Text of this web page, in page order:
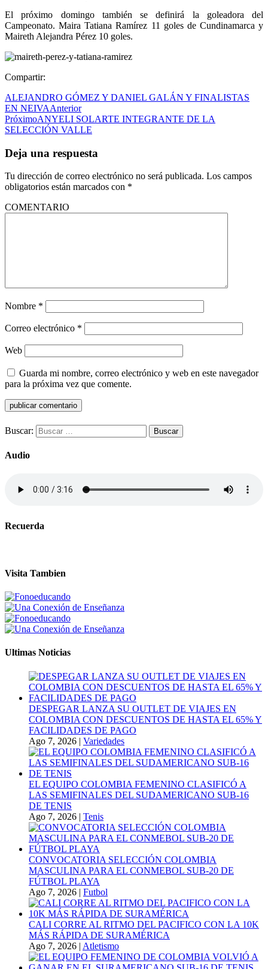
El próximo domingo también se definirá la goleadora del
Campeonato. Maira Tatiana Ramírez 11 goles de Cundinamarca y
Maireth Alejandra Pérez 10 goles.
Compartir:
ALEJANDRO GÓMEZ Y DANIEL GALÁN Y FINALISTAS
EN NEIVAAnterior
PróximoANYELI SOLARTE INTEGRANTE DE LA
SELECCIÓN VALLE
Deja una respuesta
Tu dirección de correo electrónico no será publicada. Los campos
obligatorios están marcados con *
COMENTARIO
Nombre *
Correo electrónico *
Web
Guarda mi nombre, correo electrónico y web en este navegador
para la próxima vez que comente.
Buscar:
Audio
Recuerda
Visita Tambien
Ultimas Noticias
DESPEGAR LANZA SU OUTLET DE VIAJES EN
COLOMBIA CON DESCUENTOS DE HASTA EL 65% Y
FACILIDADES DE PAGO
Ago 7, 2026 | Variedades
EL EQUIPO COLOMBIA FEMENINO CLASIFICÓ A
LAS SEMIFINALES DEL SUDAMERICANO SUB-16
DE TENIS
Ago 7, 2026 | Tenis
CONVOCATORIA SELECCIÓN COLOMBIA
MASCULINA PARA EL CONMEBOL SUB-20 DE
FÚTBOL PLAYA
Ago 7, 2026 | Futbol
CALI CORRE AL RITMO DEL PACIFICO CON LA 10K
MÁS RÁPIDA DE SURAMÉRICA
Ago 7, 2026 | Atletismo